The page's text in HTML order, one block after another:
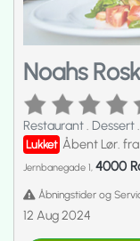
Noahs
Restaurant Dessert
Lukket Åbent Lør. fra
Jernbanegade 1, 4000
Åbningstider og
12 Aug 2024